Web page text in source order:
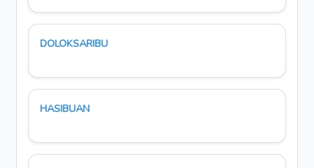
DOLOKSARIBU
HASIBUAN